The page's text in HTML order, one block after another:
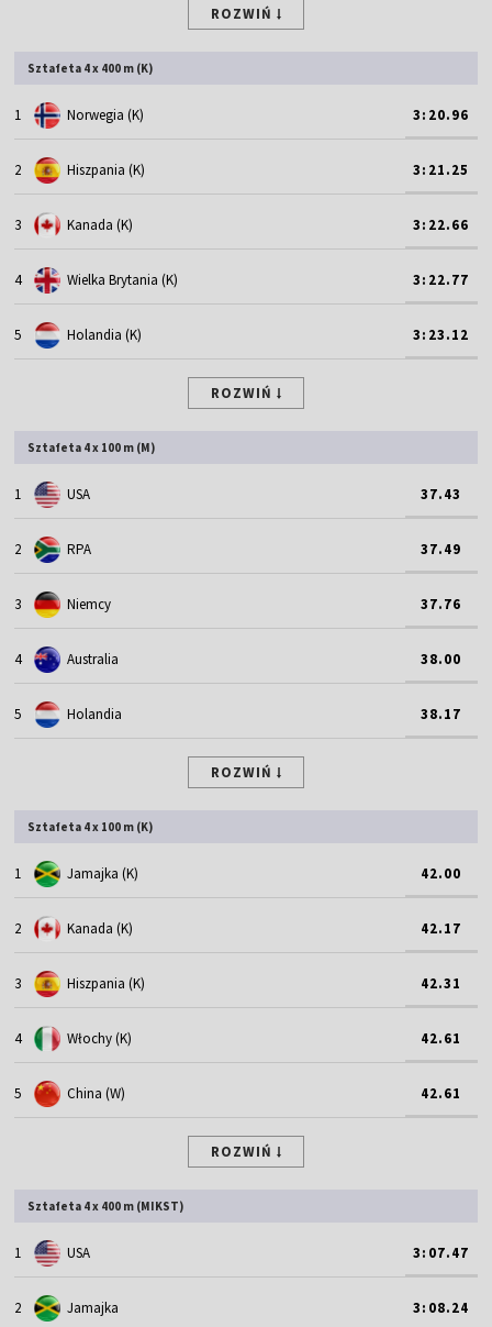
ROZWIŃ
Sztafeta 4 x 400 m (K)
1 Norwegia (K) 3:20.96
2 Hiszpania (K) 3:21.25
3 Kanada (K) 3:22.66
4 Wielka Brytania (K) 3:22.77
5 Holandia (K) 3:23.12
ROZWIŃ
Sztafeta 4 x 100 m (M)
1 USA 37.43
2 RPA 37.49
3 Niemcy 37.76
4 Australia 38.00
5 Holandia 38.17
ROZWIŃ
Sztafeta 4 x 100 m (K)
1 Jamajka (K) 42.00
2 Kanada (K) 42.17
3 Hiszpania (K) 42.31
4 Włochy (K) 42.61
5 China (W) 42.61
ROZWIŃ
Sztafeta 4 x 400 m (MIKST)
1 USA 3:07.47
2 Jamajka 3:08.24